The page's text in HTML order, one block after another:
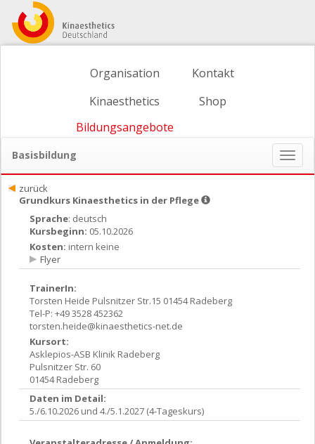
Organisation
Kinaesthetics
Bildungsangebote
Kontakt
Shop
Basisbildung
ein-/
zurück
Grundkurs Kinaesthetics in der Pflege
Sprache: deutsch
Kursbeginn: 05.10.2026
Kosten: intern keine
Flyer
TrainerIn:
Torsten Heide Pulsnitzer Str.15 01454 Radeberg
Tel-P: +49 3528 452362
torsten.heide@kinaesthetics-net.de
Kursort:
Asklepios-ASB Klinik Radeberg
Pulsnitzer Str. 60
01454 Radeberg
Daten im Detail:
5./6.10.2026 und 4./5.1.2027 (4-Tageskurs)